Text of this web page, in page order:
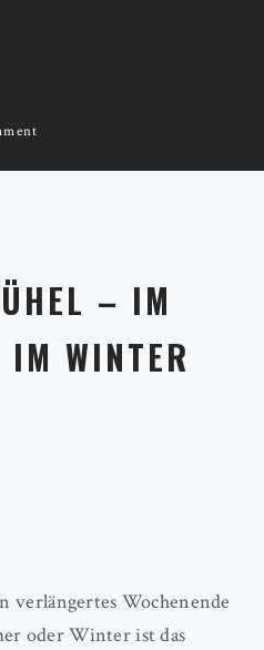
– IM
IM WINTER
verlängertes Wochenende
oder Winter ist das